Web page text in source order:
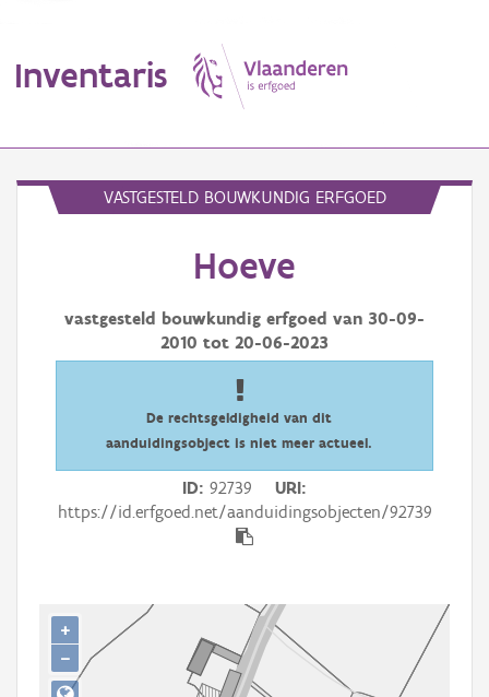
Inventaris
Aanduidingsobject
Waarneming
Persoon of collectief
Aanmelden
VASTGESTELD BOUWKUNDIG ERFGOED
Hoeve
vastgesteld bouwkundig erfgoed van 30-09-
2010 tot 20-06-2023
De rechtsgeldigheid van dit
aanduidingsobject is niet meer actueel.
ID 92739
URI
https://id.erfgoed.net/aanduidingsobjecten/92739
+
−